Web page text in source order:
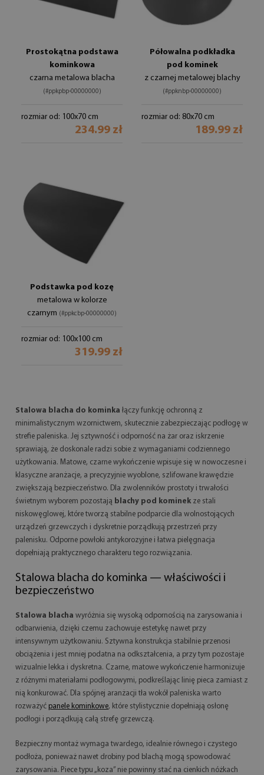
Prostokątna podstawa
kominkowa
czarna metalowa blacha
(#ppkpbp-00000000)
rozmiar od: 100x70 cm
234.99 zł
Półowalna podkładka
pod kominek
z czarnej metalowej blachy
(#ppknbp-00000000)
rozmiar od: 80x70 cm
189.99 zł
Podstawka pod kozę
metalowa w kolorze
czarnym (#ppkcbp-00000000)
rozmiar od: 100x100 cm
319.99 zł
Stalowa blacha do kominka łączy funkcję ochronną z
minimalistycznym wzornictwem, skutecznie zabezpieczając podłogę w
strefie paleniska. Jej sztywność i odporność na żar oraz iskrzenie
sprawiają, że doskonale radzi sobie z wymaganiami codziennego
użytkowania. Matowe, czarne wykończenie wpisuje się w nowoczesne i
klasyczne aranżacje, a precyzyjnie wyoblone, szlifowane krawędzie
zwiększają bezpieczeństwo. Dla zwolenników prostoty i trwałości
świetnym wyborem pozostają blachy pod kominek ze stali
niskowęglowej, które tworzą stabilne podparcie dla wolnostojących
urządzeń grzewczych i dyskretnie porządkują przestrzeń przy
palenisku. Odporne powłoki antykorozyjne i łatwa pielęgnacja
dopełniają praktycznego charakteru tego rozwiązania.
Stalowa blacha do kominka — właściwości i
bezpieczeństwo
Stalowa blacha wyróżnia się wysoką odpornością na zarysowania i
odbarwienia, dzięki czemu zachowuje estetykę nawet przy
intensywnym użytkowaniu. Sztywna konstrukcja stabilnie przenosi
obciążenia i jest mniej podatna na odkształcenia, a przy tym pozostaje
wizualnie lekka i dyskretna. Czarne, matowe wykończenie harmonizuje
z różnymi materiałami podłogowymi, podkreślając linię pieca zamiast z
nią konkurować. Dla spójnej aranżacji tła wokół paleniska warto
rozważyć panele kominkowe, które stylistycznie dopełniają osłonę
podłogi i porządkują całą strefę grzewczą.
Bezpieczny montaż wymaga twardego, idealnie równego i czystego
podłoża, ponieważ nawet drobiny pod blachą mogą spowodować
zarysowania. Piece typu „koza” nie powinny stać na cienkich nóżkach